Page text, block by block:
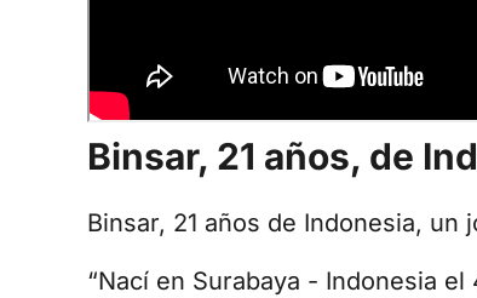
Binsar, 21 años, de
Binsar, 21 años de Indonesia,
“Nací en Surabaya - Indonesia el